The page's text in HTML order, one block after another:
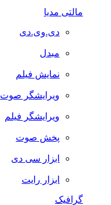
مالتی مدیا
دی.وی.دی
مبدل
نمایش فیلم
ویرایشگر صوت
ویرایشگر فیلم
پخش صوت
ابزار سی دی
ابزار رایت
گرافیک